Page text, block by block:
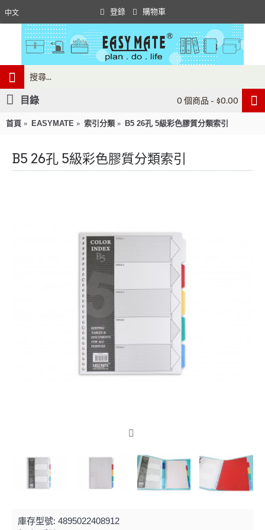
中文 登錄 購物車
0 個商品 - $0.00
目錄
首頁 EASYMATE 索引分類 B5 26孔 5級彩色膠質分類索引
B5 26孔 5級彩色膠質分類索引
庫存型號: 4895022408912